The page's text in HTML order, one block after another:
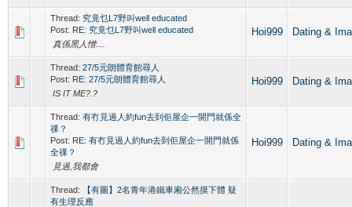
Thread: 究竟乜L7野叫well educated
Post: RE: 究竟乜L7野叫well educated
真係黑人憎....
Hoi999 Dating &
Thread: 27/5元朗體育館尋人
Post: RE: 27/5元朗體育館尋人
IS IT ME?.?
Hoi999 Dating &
Thread: 有冇見過人約fun去到佢屋企一開門就係全
祼？
Post: RE: 有冇見過人約fun去到佢屋企一開門就係
全祼？
見過,我都會
Hoi999 Dating &
Thread:
【有圖】2名青年港鐵車廂公然摸下體 疑
有生理反應